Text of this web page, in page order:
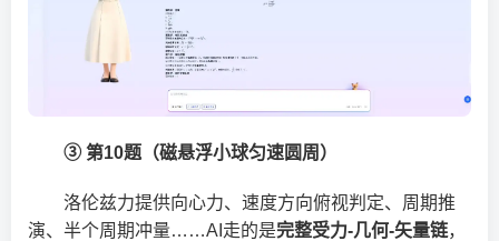
③ 第10题（磁悬浮小球匀速圆周）
洛伦兹力提供向心力、速度方向俯视判定、周期推
演、半个周期冲量……AI走的是完整受力-几何-矢量链，